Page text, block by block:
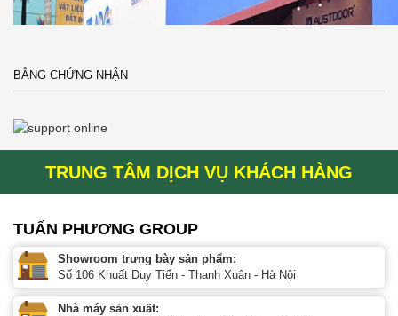
BẰNG CHỨNG NHẬN
TRUNG TÂM DỊCH VỤ KHÁCH HÀNG
TUẤN PHƯƠNG GROUP
Showroom trưng bày sản phẩm:
Số 106 Khuất Duy Tiến - Thanh Xuân - Hà Nội
Nhà máy sản xuất: